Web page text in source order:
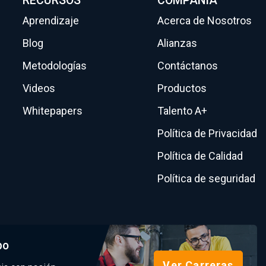
Aprendizaje
Blog
Metodologías
Videos
Whitepapers
Acerca de Nosotros
Alianzas
Contáctanos
Productos
Talento A+
Política de Privacidad
Política de Calidad
Política de seguridad